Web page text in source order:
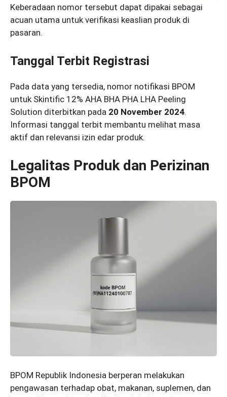
Keberadaan nomor tersebut dapat dipakai sebagai
acuan utama untuk verifikasi keaslian produk di
pasaran.
Tanggal Terbit Registrasi
Pada data yang tersedia, nomor notifikasi BPOM
untuk Skintific 12% AHA BHA PHA LHA Peeling
Solution diterbitkan pada 20 November 2024.
Informasi tanggal terbit membantu melihat masa
aktif dan relevansi izin edar produk.
Legalitas Produk dan Perizinan
BPOM
BPOM Republik Indonesia berperan melakukan
pengawasan terhadap obat, makanan, suplemen, dan